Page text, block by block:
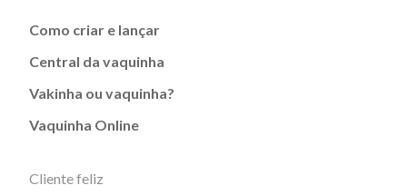
Como criar e lançar
Central da vaquinha
Vakinha ou vaquinha?
Vaquinha Online
Cliente feliz